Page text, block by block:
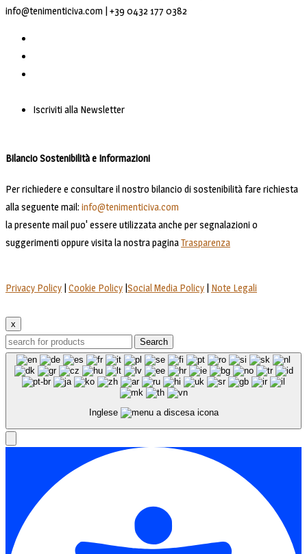
info@tenimenticiva.com | +39 0432 177 0382
Iscriviti alla Newsletter
Bilancio Sostenibilità e Informazioni
Per richiedere e consultare il nostro bilancio di sostenibilità fare richiesta
alla seguente mail: info@tenimenticiva.com
la presente mail puo' essere utilizzata anche per segnalazioni o
suggerimenti oppure visita la nostra paginaTrasparenza
Privacy Policy | Cookie Policy |Social Media Policy | Note Legali
x
Search
Inglese